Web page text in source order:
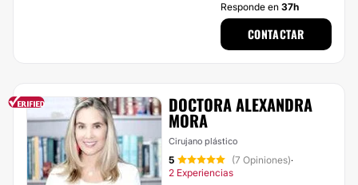
Responde en 37h
CONTACTAR
DOCTORA ALEXANDRA
MORA
Cirujano plástico
5 (7 Opiniones)·
2 Experiencias